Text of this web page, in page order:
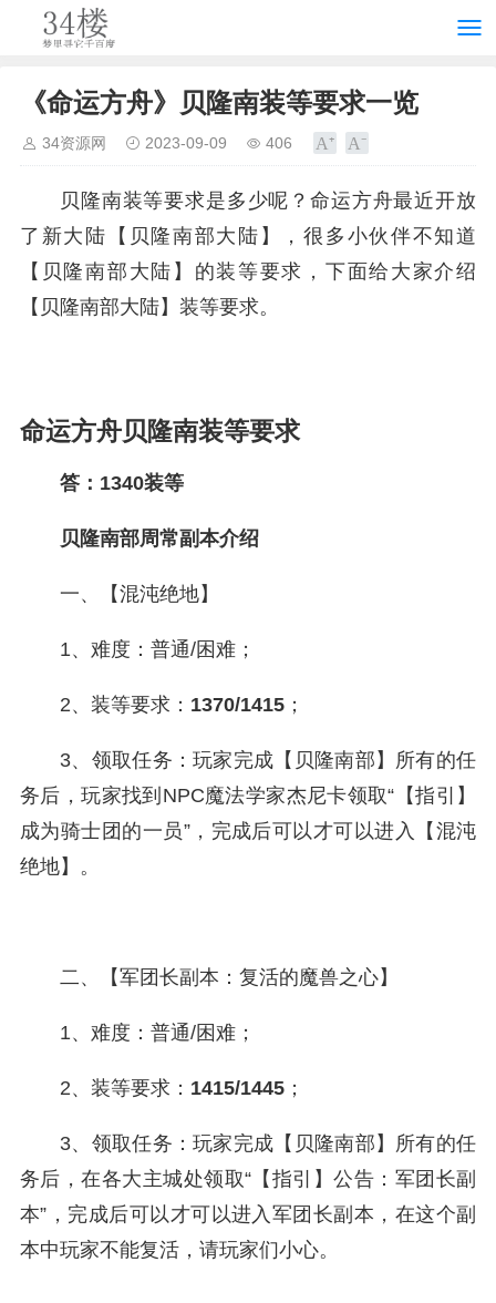
《命运方舟》贝隆南装等要求一览
34资源网 2023-09-09 406
贝隆南装等要求是多少呢？命运方舟最近开放
了新大陆【贝隆南部大陆】，很多小伙伴不知道
【贝隆南部大陆】的装等要求，下面给大家介绍
【贝隆南部大陆】装等要求。
命运方舟贝隆南装等要求
答： 1340装等
贝隆南部周常副本介绍
一、【混沌绝地】
1、难度：普通/困难；
2、装等要求： 1370/1415 ；
3、领取任务：玩家完成【贝隆南部】所有的任
务后，玩家找到NPC魔法学家杰尼卡领取“【指引】
成为骑士团的一员”，完成后可以才可以进入【混沌
绝地】。
二、【军团长副本：复活的魔兽之心】
1、难度：普通/困难；
2、装等要求： 1415/1445 ；
3、领取任务：玩家完成【贝隆南部】所有的任
务后，在各大主城处领取“【指引】公告：军团长副
本”，完成后可以才可以进入军团长副本，在这个副
本中玩家不能复活，请玩家们小心。